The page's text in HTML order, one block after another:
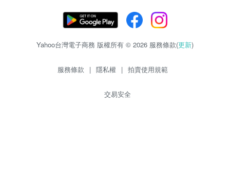
Yahoo台灣電子商務 版權所有 © 2026 服務條款(更新)
服務條款 | 隱私權 | 拍賣使用規範
交易安全